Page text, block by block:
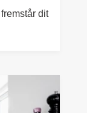
dit